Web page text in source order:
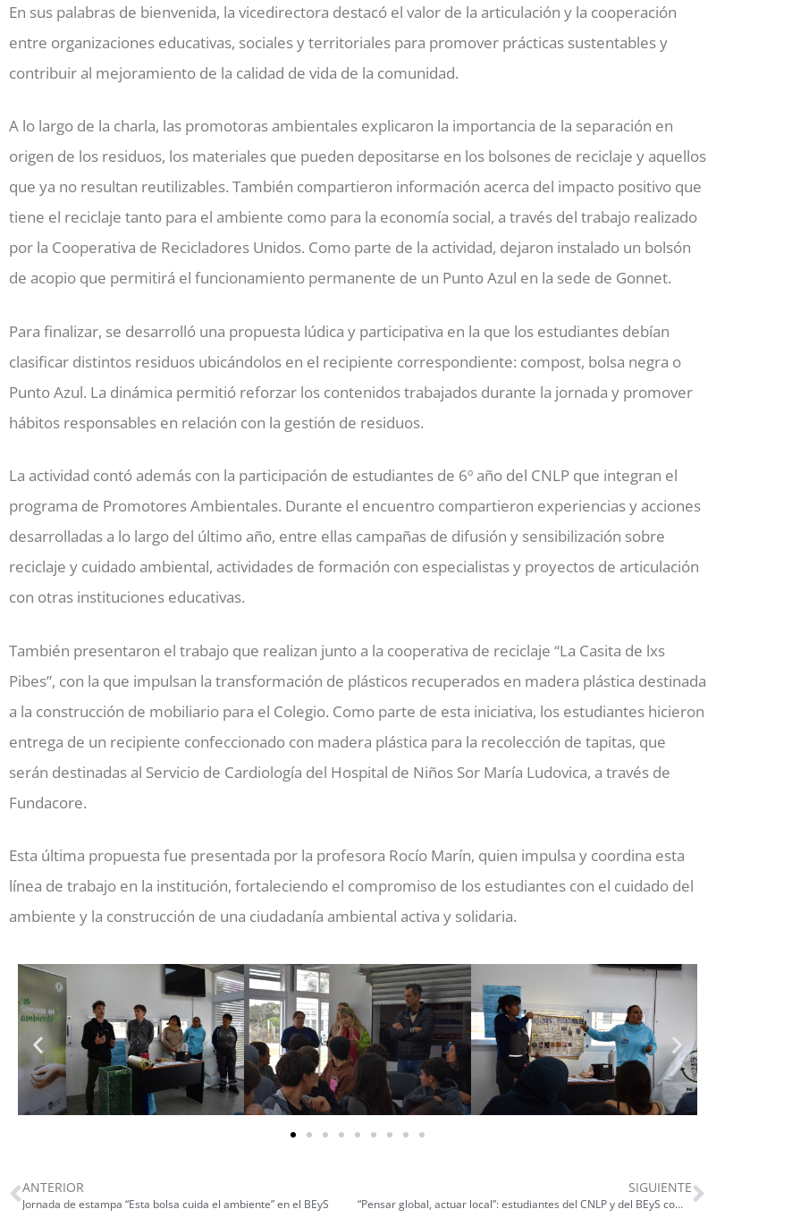
En sus palabras de bienvenida, la vicedirectora destacó el valor de la articulación y la cooperación
entre organizaciones educativas, sociales y territoriales para promover prácticas sustentables y
contribuir al mejoramiento de la calidad de vida de la comunidad.
A lo largo de la charla, las promotoras ambientales explicaron la importancia de la separación en
origen de los residuos, los materiales que pueden depositarse en los bolsones de reciclaje y aquellos
que ya no resultan reutilizables. También compartieron información acerca del impacto positivo que
tiene el reciclaje tanto para el ambiente como para la economía social, a través del trabajo realizado
por la Cooperativa de Recicladores Unidos. Como parte de la actividad, dejaron instalado un bolsón
de acopio que permitirá el funcionamiento permanente de un Punto Azul en la sede de Gonnet.
Para finalizar, se desarrolló una propuesta lúdica y participativa en la que los estudiantes debían
clasificar distintos residuos ubicándolos en el recipiente correspondiente: compost, bolsa negra o
Punto Azul. La dinámica permitió reforzar los contenidos trabajados durante la jornada y promover
hábitos responsables en relación con la gestión de residuos.
La actividad contó además con la participación de estudiantes de 6º año del CNLP que integran el
programa de Promotores Ambientales. Durante el encuentro compartieron experiencias y acciones
desarrolladas a lo largo del último año, entre ellas campañas de difusión y sensibilización sobre
reciclaje y cuidado ambiental, actividades de formación con especialistas y proyectos de articulación
con otras instituciones educativas.
También presentaron el trabajo que realizan junto a la cooperativa de reciclaje “La Casita de lxs
Pibes”, con la que impulsan la transformación de plásticos recuperados en madera plástica destinada
a la construcción de mobiliario para el Colegio. Como parte de esta iniciativa, los estudiantes hicieron
entrega de un recipiente confeccionado con madera plástica para la recolección de tapitas, que
serán destinadas al Servicio de Cardiología del Hospital de Niños Sor María Ludovica, a través de
Fundacore.
Esta última propuesta fue presentada por la profesora Rocío Marín, quien impulsa y coordina esta
línea de trabajo en la institución, fortaleciendo el compromiso de los estudiantes con el cuidado del
ambiente y la construcción de una ciudadanía ambiental activa y solidaria.
ANTERIOR
Jornada de estampa “Esta bolsa cuida el ambiente” en el BEyS
SIGUIENTE
“Pensar global, actuar local”: estudiantes del CNLP y del BEyS compartieron un taller sobre escalas de análisis ambiental